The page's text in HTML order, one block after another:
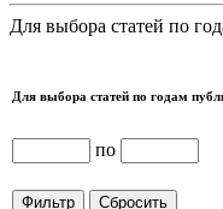
Для выбора статей по
Для выбора статей по годам
по